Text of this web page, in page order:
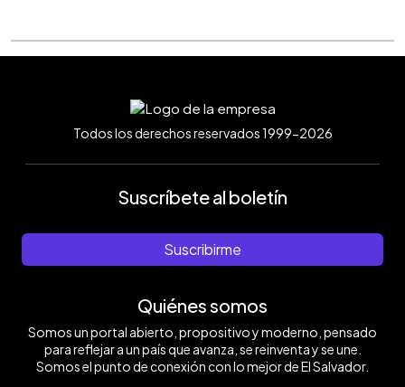
Todos los derechos reservados 1999-2026
Suscríbete al boletín
Suscribirme
Quiénes somos
Somos un portal abierto, propositivo y moderno, pensado
para reflejar a un país que avanza, se reinventa y se une.
Somos el punto de conexión con lo mejor de El Salvador.